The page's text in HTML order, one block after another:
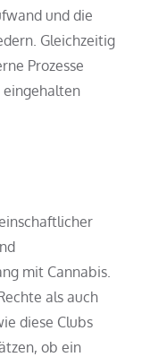
und die
Gleichzeitig
Prozesse
eingehalten
mit Cannabis.
als auch
diese Clubs
ob ein